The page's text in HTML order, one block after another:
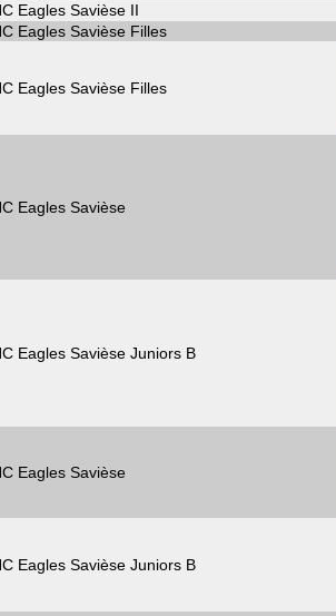
Eagles Savièse II
Eagles Savièse Filles
Eagles Savièse Filles
Eagles Savièse
Eagles Savièse Juniors B
Eagles Savièse
Eagles Savièse Juniors B